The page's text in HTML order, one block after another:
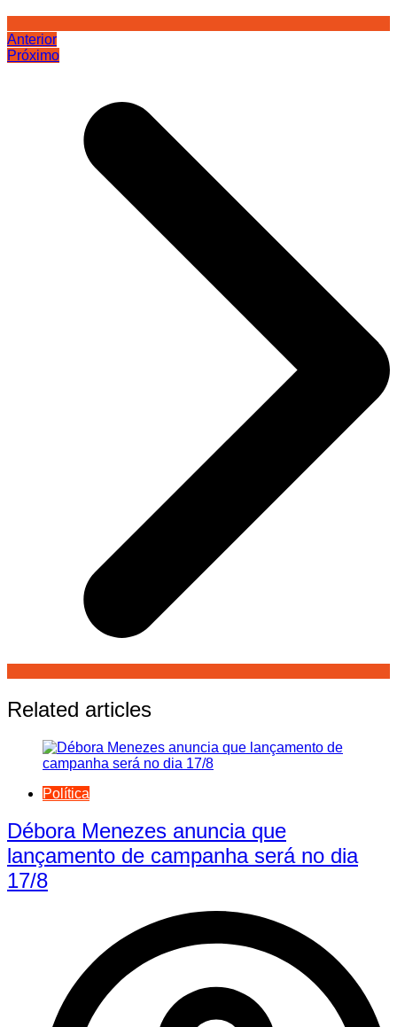
Anterior
Próximo
Related articles
Política
Débora Menezes anuncia que
lançamento de campanha será no dia
17/8